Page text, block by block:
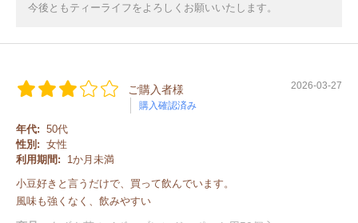
今後ともティーライフをよろしくお願いいたします。
ご購入者様
購入確認済み
2026-03-27
年代: 50代
性別: 女性
利用期間:
1か月未満
小豆好きと言うだけで、買って飲んでいます。
風味も強くなく、飲みやすい